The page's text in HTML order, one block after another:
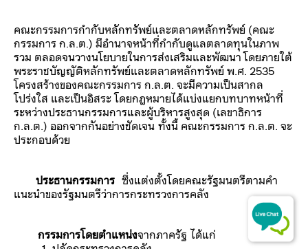
​คณะกรรมการกำกับหลักทรัพย์และตลาดหลักทรัพย์ (คณะ
กรรมการ ก.ล.ต.) มีอำนาจหน้าที่กำกับดูแลตลาดทุนในภาพ
รวม ตลอดจนวางนโยบายในการส่งเสริมและพัฒนาโดยภายใต้
พระราชบัญญัติหลักทรัพย์และตลาดหลักทรัพย์ พ.ศ. 2535
โครงสร้างของคณะกรรมการ ก.ล.ต. จะมีความเป็นสากล
โปร่งใส และเป็นอิสระ โดยกฎหมายได้แบ่งแยกบทบาทหน้าที่
ระหว่างประธานกรรมการและผู้บริหารสูงสุด (เลขาธิการ
ก.ล.ต.) ออกจากกันอย่างชัดเจนทั้งนี้ คณะกรรมการ ก.ล.ต. จะ
ประกอบด้วย
ประธานกรรมการ ซึ่งแต่งตั้งโดยคณะรัฐมนตรีตามคำ
แนะนำของรัฐมนตรีว่าการกระทรวงการคลัง
กรรมการโดยตำแหน่งจากภาครัฐได้แก่